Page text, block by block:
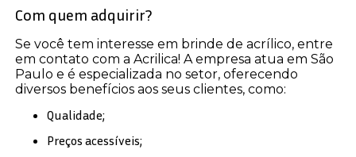
Com quem adquirir?
Se você tem interesse em brinde de acrílico, entre
em contato com a Acrilica! A empresa atua em São
Paulo e é especializada no setor, oferecendo
diversos benefícios aos seus clientes, como:
Qualidade;
Preços acessíveis;